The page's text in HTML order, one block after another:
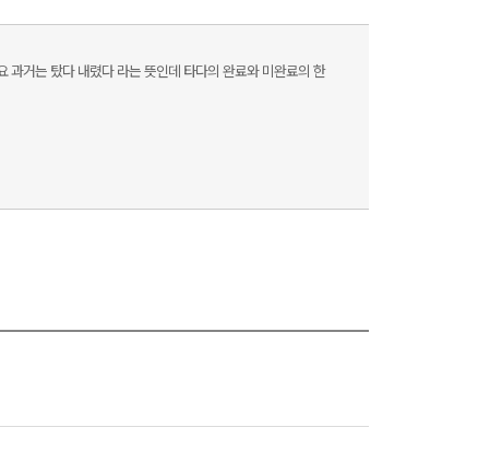
과거는 탔다 내렸다 라는 뜻인데 타다의 완료와 미완료의 한